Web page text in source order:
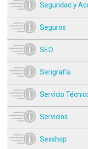
Seguridad y
Seguros
SEO
Serigrafía
Servicio
Servicios
Sexshop